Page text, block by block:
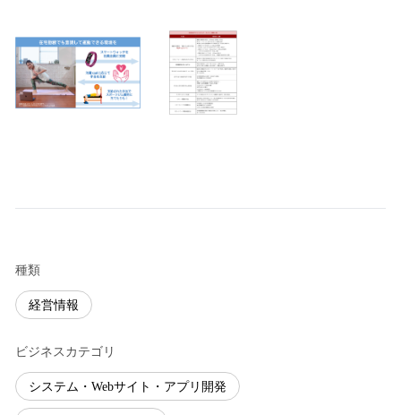
種類
経営情報
ビジネスカテゴリ
システム・Webサイト・アプリ開発